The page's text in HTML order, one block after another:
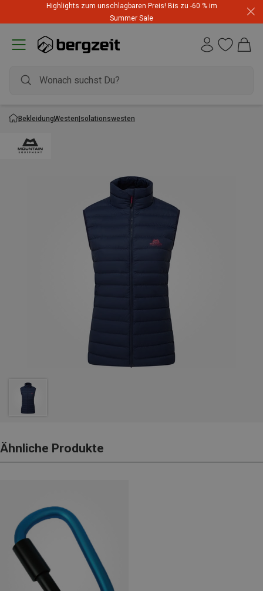
Highlights zum unschlagbaren Preis! Bis zu -60 % im
Summer Sale
BekleidungWestenIsolationswesten
Ähnliche Produkte